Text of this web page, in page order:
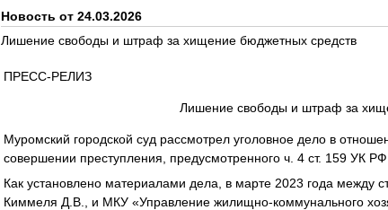
Новость от 24.03.2026
Лишение свободы и штраф за хищение бюджетных средств
ПРЕСС-РЕЛИЗ
Лишение свободы и штраф за
Муромский городской суд рассмотрел уголовное дело в
совершении преступления, предусмотренного ч. 4 ст. 159 УК
Как установлено материалами дела, в марте 2023 года между
Киммеля Д.В., и МКУ «Управление жилищно-коммунального